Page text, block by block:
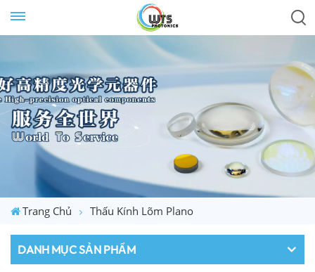
Trang Chủ Thấu Kính Lõm Plano
DANH MỤC SẢN PHẨM